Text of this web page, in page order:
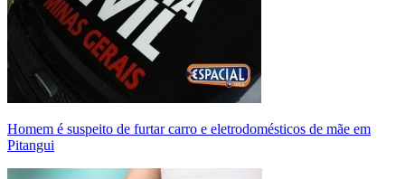
Homem é suspeito de furtar carro e eletrodomésticos de mãe em
Pitangui